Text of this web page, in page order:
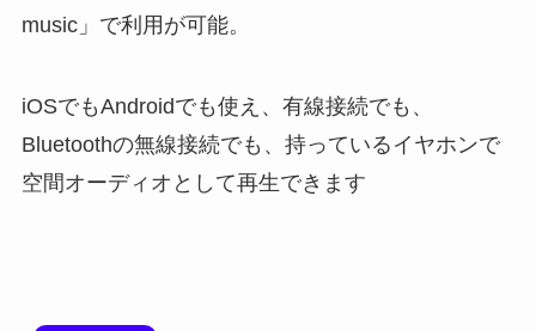
music」で利用が可能。
iOSでもAndroidでも使え、有線接続でも、
Bluetoothの無線接続でも、持っているイヤホンで
空間オーディオとして再生できます